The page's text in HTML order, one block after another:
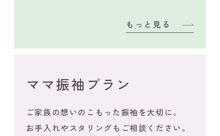
もっと見る
ママ振袖プラン
ご家族の想いのこもった振袖を大切に。
お手入れやスタリングもご相談ください。